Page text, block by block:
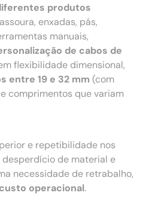
produtos
enxadas, pás,
manuais,
de cabos de
flexibilidade dimensional,
entre 19 e 32 mm (com
comprimentos que variam
e repetibilidade nos
desperdício de material e
necessidade de retrabalho,
operacional.